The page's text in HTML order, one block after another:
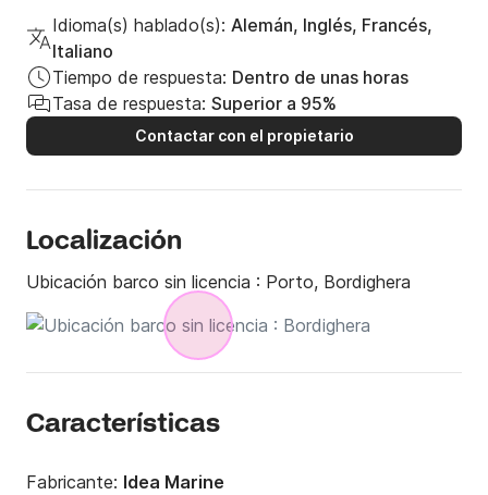
Idioma(s) hablado(s): Alemán, Inglés, Francés,
Italiano
Tiempo de respuesta: Dentro de unas horas
Tasa de respuesta: Superior a 95%
Contactar con el propietario
Localización
Ubicación barco sin licencia : Porto, Bordighera
Características
Fabricante: Idea Marine